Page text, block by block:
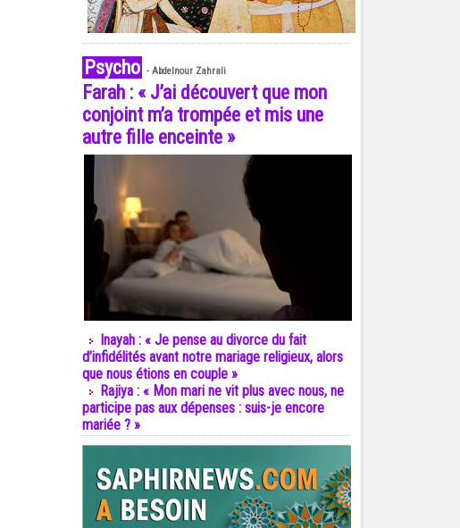
Psycho - Abdelnour Zahrali
Farah : « J’ai découvert que mon
conjoint m’a trompée et mis une
autre fille enceinte »
Inayah : « Je pense au divorce du fait
d’infidélités avant notre mariage religieux, alors
que nous étions en couple »
Rajiya : « Mon mari ne vit plus avec nous, ne
participe pas aux dépenses : suis-je encore
mariée ? »